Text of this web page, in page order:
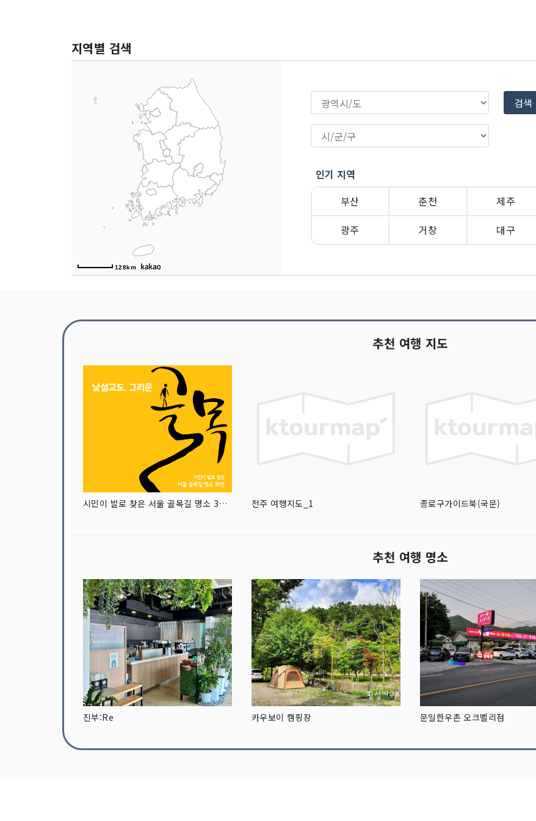
지역별 검색
128km
검색
인기 지역
부산
춘천
제주
광주
거창 대구
추천 여행 지도
시민이 발로 찾은 서울 골목길 명소 30선 전주 여행지도_1 종로구가이드북(국문)
추천 여행 명소
진부:Re 카우보이 캠핑장 문일한우촌 오크벨리점